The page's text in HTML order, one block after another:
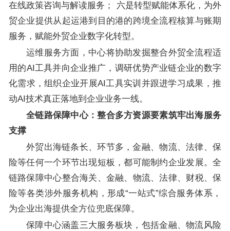
在线政策咨询与解读服务； 六是转型赋能体系化，为外
贸企业提供从起运港到目的港的跨境全流程核算与账期
服务，赋能外贸企业数字化转型。
运维服务方面，中心将协助发掘整合外贸全流程适
用的AI工具并向企业推广，调研优势产业链企业的数字
化需求，组织企业开展AI工具实训并跟进学习成果，推
动AI技术真正落地到企业业务一线。
全链路保障中心：整合多方资源要素筑牢出海服务
支撑
外贸出海链条长、环节多，金融、物流、法律、保
险等任何一个环节出现短板，都可能制约企业发展。全
链路保障中心整合海关、金融、物流、法律、财税、保
险等各类涉外服务机构，形成“一站式”综合服务体系，
为企业出海提供全方位兜底保障。
保障中心涵盖三大服务板块，包括金融、物流风险